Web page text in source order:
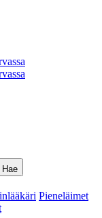
Hae
Pieneläimet